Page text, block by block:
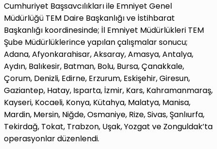
Cumhuriyet Başsavcılıkları ile Emniyet Genel
Müdürlüğü TEM Daire Başkanlığı ve İstihbarat
Başkanlığı koordinesinde; İl Emniyet Müdürlükleri TEM
Şube Müdürlüklerince yapılan çalışmalar sonucu;
Adana, Afyonkarahisar, Aksaray, Amasya, Antalya,
Aydın, Balıkesir, Batman, Bolu, Bursa, Çanakkale,
Çorum, Denizli, Edirne, Erzurum, Eskişehir, Giresun,
Gaziantep, Hatay, Isparta, İzmir, Kars, Kahramanmaraş,
Kayseri, Kocaeli, Konya, Kütahya, Malatya, Manisa,
Mardin, Mersin, Niğde, Osmaniye, Rize, Sivas, Şanlıurfa,
Tekirdağ, Tokat, Trabzon, Uşak, Yozgat ve Zonguldak’ta
operasyonlar düzenlendi.